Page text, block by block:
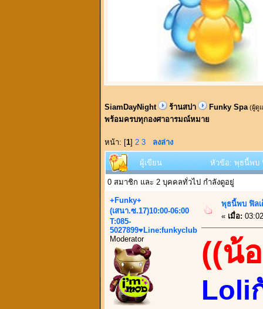
SiamDayNight ร้านสปา Funky Spa (ผู้ดู
พร้อมครบทุกองศาอารมณ์หมาย
หน้า: [1] 2 3 ลงล่าง
ผู้เขียน หัวข้อ: พุธนี้พบ
0 สมาชิก และ 2 บุคคลทั่วไป กำลังดูอยู่
+Funky+
(เสนา.ซ.17)10:00-06:00
T:085-
5027899♥Line:funkyclub
Moderator
พุธนี้พบ ฟิลเ
« เมื่อ:
((น้
Loli